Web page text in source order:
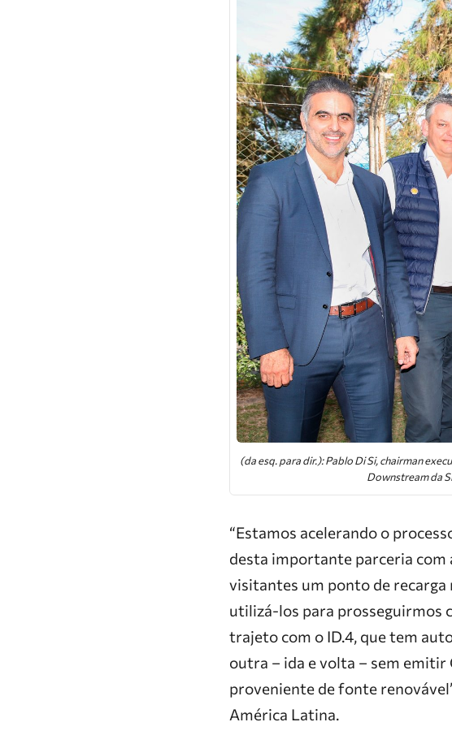
(da esq. para dir.): Pablo Di Si, chairman
Downstream da
“Estamos acelerando o
desta importante parceria com
visitantes um ponto de recarga
utilizá-los para prosseguirmos
trajeto com o ID.4, que tem
outra – ida e volta – sem emitir
proveniente de fonte
América Latina.